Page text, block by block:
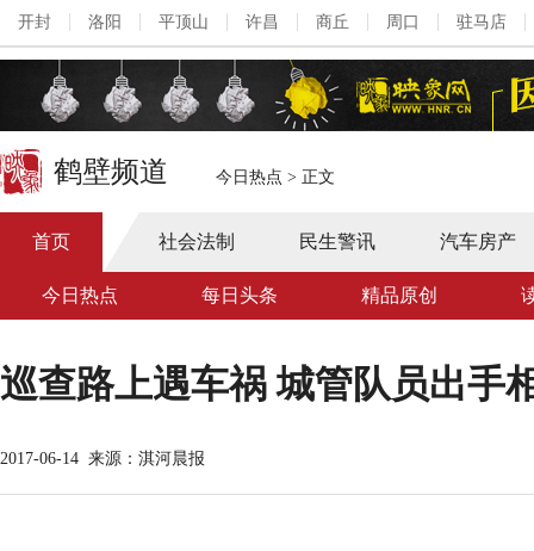
开封 洛阳 平顶山 许昌 商丘 周口 驻马店
鹤壁频道 今日热点 > 正文
首页 社会法制 民生警讯 汽车房产
今日热点 每日头条 精品原创
巡查路上遇车祸 城管队员出手
2017-06-14 来源：淇河晨报